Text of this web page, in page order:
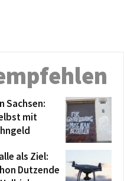
Sachsen:
mit
als Ziel:
Dutzende